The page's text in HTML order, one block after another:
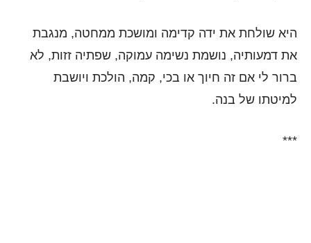
היא שולחת את ידה קדימה ומושכת ממחטה, מנגבת
את דמעותיה, נושמת נשימה עמוקה, שפתיה זזות, לא
ברור לי אם זה חיוך או בכי, קמה, הולכת ויושבת
למיטתו של בנה.
***